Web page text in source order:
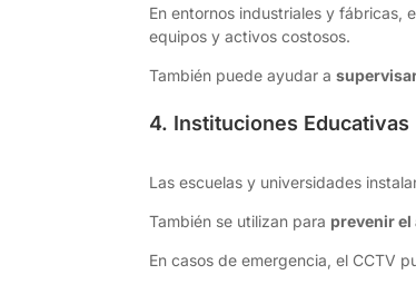
En entornos industriales y fábricas,
equipos y activos costosos.
También puede ayudar a
4. Instituciones Educativas
Las escuelas y universidades
También se utilizan para prevenir
En casos de emergencia, el CCTV